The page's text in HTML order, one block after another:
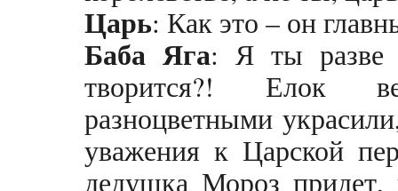
Царь: Как это – он
Баба Яга: Я ты разве
творится?! Елок
разноцветными
уважения к Царской
дедушка Мороз придет,